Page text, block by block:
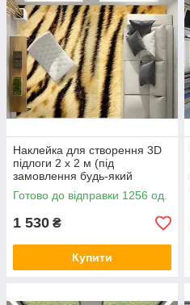
Наклейка для створення 3D
підлоги 2 х 2 м (під
замовлення будь-який
розмір) із захисною
ламінацією (БП-pol_mx034)
Готово до відправки 1256 од.
1 530 ₴
Купити